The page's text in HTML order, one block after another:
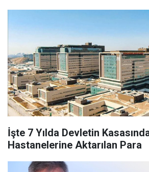
İşte 7 Yılda Devletin
Hastanelerine Aktarılan Para